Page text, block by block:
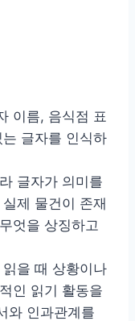
이름, 음식점 표
글자를 인식하
글자가 의미를
제 물건이 존재
엇을 상징하고
을 때 상황이나
인 읽기 활동을
와 인과관계를